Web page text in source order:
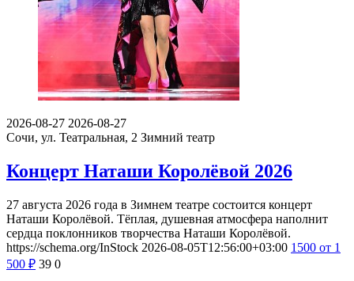
2026-08-27 2026-08-27
Сочи, ул. Театральная, 2 Зимний театр
Концерт Наташи Королёвой 2026
27 августа 2026 года в Зимнем театре состоится концерт
Наташи Королёвой. Тёплая, душевная атмосфера наполнит
сердца поклонников творчества Наташи Королёвой.
https://schema.org/InStock 2026-08-05T12:56:00+03:00 1500 от 1
500 ₽ 39 0